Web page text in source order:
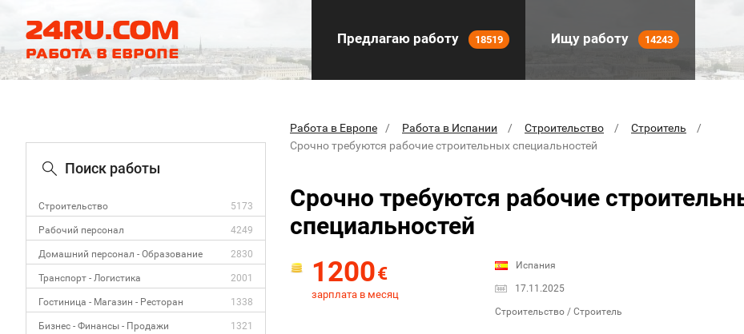
Предлагаю работу 18519 Ищу работу 14243
Поиск работы
Строительство 5173
Рабочий персонал 4249
Домашний персонал - Образование 2830
Транспорт - Логистика 2001
Гостиница - Магазин - Ресторан 1338
Бизнес - Финансы - Продажи 1321
Работа в Европе Работа в Испании Строительство
Строитель
Срочно требуются рабочие строительных специальностей
Срочно требуются рабочие
специальностей
1200€
зарплата в месяц
Испания
17.11.2025
Строительство / Строитель